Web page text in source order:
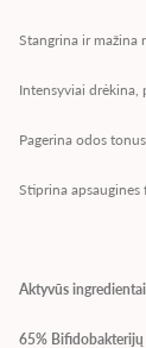
Stangrina ir mažina
Intensyviai drėkina,
Pagerina odos
Stiprina
Aktyvūs ingredientai
65%